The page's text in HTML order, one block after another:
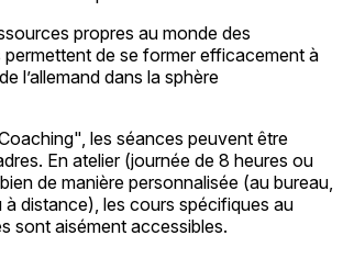
propres au monde des
de se former efficacement à
l’allemand dans la sphère
les séances peuvent être
En atelier (journée de 8 heures ou
de manière personnalisée (au bureau,
distance), les cours spécifiques au
sont aisément accessibles.